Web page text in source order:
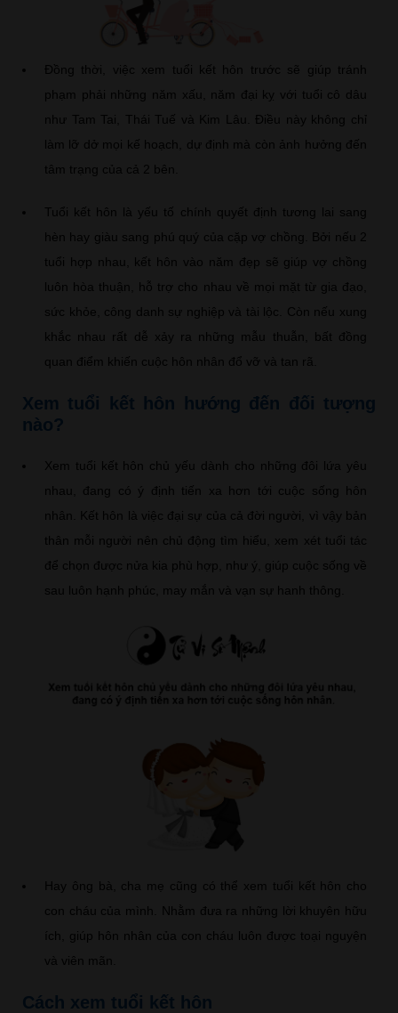
Đồng thời, việc xem tuổi kết hôn trước sẽ giúp tránh
phạm phải những năm xấu, năm đại kỵ với tuổi cô dâu
như Tam Tai, Thái Tuế và Kim Lâu. Điều này không chỉ
làm lỡ dở mọi kế hoạch, dự định mà còn ảnh hưởng đến
tâm trạng của cả 2 bên.
Tuổi kết hôn là yếu tố chính quyết định tương lai sang
hèn hay giàu sang phú quý của cặp vợ chồng. Bởi nếu 2
tuổi hợp nhau, kết hôn vào năm đẹp sẽ giúp vợ chồng
luôn hòa thuận, hỗ trợ cho nhau về mọi mặt từ gia đạo,
sức khỏe, công danh sự nghiệp và tài lộc. Còn nếu xung
khắc nhau rất dễ xảy ra những mẫu thuẫn, bất đồng
quan điểm khiến cuộc hôn nhân đổ vỡ và tan rã.
Xem tuổi kết hôn hướng đến đối tượng
nào?
Xem tuổi kết hôn chủ yếu dành cho những đôi lứa yêu
nhau, đang có ý định tiến xa hơn tới cuộc sống hôn
nhân. Kết hôn là việc đại sự của cả đời người, vì vậy bản
thân mỗi người nên chủ động tìm hiểu, xem xét tuổi tác
để chọn được nửa kia phù hợp, như ý, giúp cuộc sống về
sau luôn hạnh phúc, may mắn và vạn sự hanh thông.
Hay ông bà, cha mẹ cũng có thể xem tuổi kết hôn cho
con cháu của mình. Nhằm đưa ra những lời khuyên hữu
ích, giúp hôn nhân của con cháu luôn được toại nguyện
và viên mãn.
Cách xem tuổi kết hôn